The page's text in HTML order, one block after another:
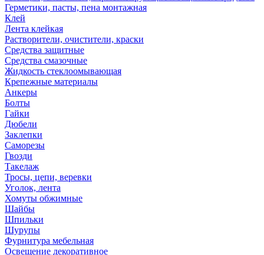
Герметики, пасты, пена монтажная
Клей
Лента клейкая
Растворители, очистители, краски
Средства защитные
Средства смазочные
Жидкость стеклоомывающая
Крепежные материалы
Анкеры
Болты
Гайки
Дюбели
Заклепки
Саморезы
Гвозди
Такелаж
Тросы, цепи, веревки
Уголок, лента
Хомуты обжимные
Шайбы
Шпильки
Шурупы
Фурнитура мебельная
Освещение декоративное